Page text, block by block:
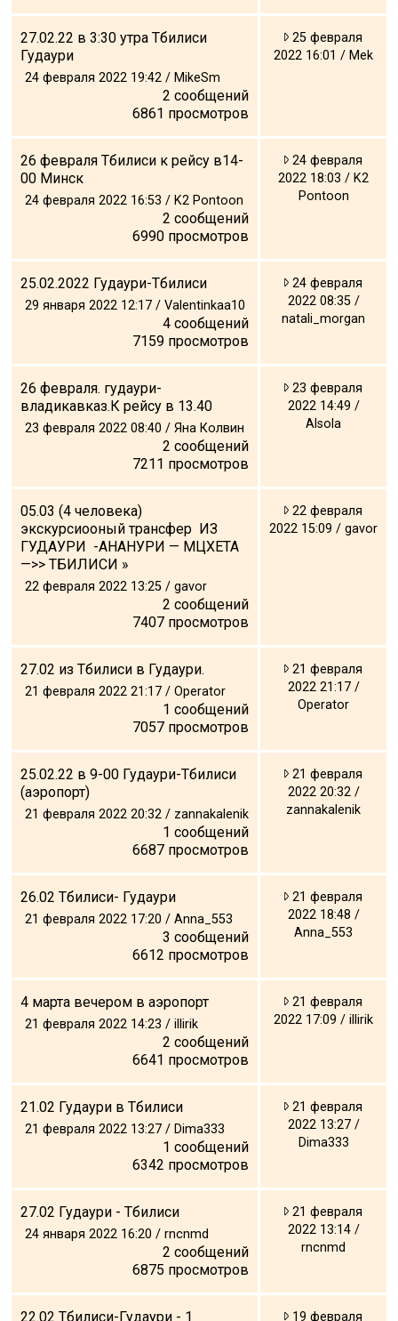
27.02.22 в 3:30 утра Тбилиси
Гудаури
24 февраля 2022 19:42 / MikeSm
2 сообщений
6861 просмотров
25 февраля
2022 16:01 / Mek
26 февраля Тбилиси к рейсу в14-
00 Минск
24 февраля 2022 16:53 / K2 Pontoon
2 сообщений
6990 просмотров
24 февраля
2022 18:03 / K2
Pontoon
25.02.2022 Гудаури-Тбилиси
29 января 2022 12:17 / Valentinkaa10
4 сообщений
7159 просмотров
24 февраля
2022 08:35 /
natali_morgan
26 февраля. гудаури-
владикавказ.К рейсу в 13.40
23 февраля 2022 08:40 / Яна Колвин
2 сообщений
7211 просмотров
23 февраля
2022 14:49 /
Alsola
05.03 (4 человека)
экскурсиооный трансфер ИЗ
ГУДАУРИ -АНАНУРИ — МЦХЕТА
—>> ТБИЛИСИ »
22 февраля 2022 13:25 / gavor
2 сообщений
7407 просмотров
22 февраля
2022 15:09 / gavor
27.02 из Тбилиси в Гудаури.
21 февраля 2022 21:17 / Operator
1 сообщений
7057 просмотров
21 февраля
2022 21:17 /
Operator
25.02.22 в 9-00 Гудаури-Тбилиси
(аэропорт)
21 февраля 2022 20:32 / zannakalenik
1 сообщений
6687 просмотров
21 февраля
2022 20:32 /
zannakalenik
26.02 Тбилиси- Гудаури
21 февраля 2022 17:20 / Anna_553
3 сообщений
6612 просмотров
21 февраля
2022 18:48 /
Anna_553
4 марта вечером в аэропорт
21 февраля 2022 14:23 / illirik
2 сообщений
6641 просмотров
21 февраля
2022 17:09 / illirik
21.02 Гудаури в Тбилиси
21 февраля 2022 13:27 / Dima333
1 сообщений
6342 просмотров
21 февраля
2022 13:27 /
Dima333
27.02 Гудаури - Тбилиси
24 января 2022 16:20 / rncnmd
2 сообщений
6875 просмотров
21 февраля
2022 13:14 /
rncnmd
22.02 Тбилиси-Гудаури - 1 19 февраля
Другое
ГРУЗИЯ
О Грузии
Визы и Документы
Что пить?
Деньги
Мобильная связь
Безопасность